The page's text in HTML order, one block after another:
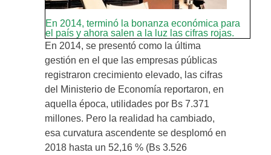
En 2014, terminó la bonanza económica para
el país y ahora salen a la luz las cifras rojas.
En 2014, se presentó como la última
gestión en el que las empresas públicas
registraron crecimiento elevado, las cifras
del Ministerio de Economía reportaron, en
aquella época, utilidades por Bs 7.371
millones. Pero la realidad ha cambiado,
esa curvatura ascendente se desplomó en
2018 hasta un 52,16 % (Bs 3.526